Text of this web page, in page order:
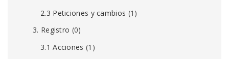
2.3 Peticiones y cambios (1)
3. Registro (0)
3.1 Acciones (1)